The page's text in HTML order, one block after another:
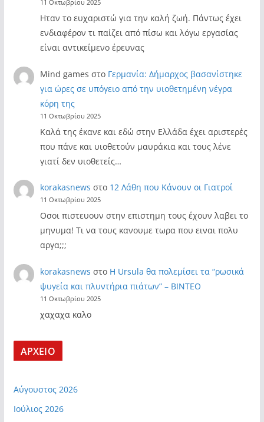
11 Οκτωβρίου 2025
Ηταν το ευχαριστώ για την καλή ζωή. Πάντως έχει
ενδιαφέρον τι παίζει από πίσω και λόγω εργασίας
είναι αντικείμενο έρευνας
Mind games στο Γερμανία: Δήμαρχος βασανίστηκε
για ώρες σε υπόγειο από την υιοθετημένη νέγρα
κόρη της
11 Οκτωβρίου 2025
Καλά της έκανε και εδώ στην Ελλάδα έχει αριστερές
που πάνε και υιοθετούν μαυράκια και τους λένε
γιατί δεν υιοθετείς…
korakasnews στο 12 Λάθη που Κάνουν οι Γιατροί
11 Οκτωβρίου 2025
Οσοι πιστευουν στην επιστημη τους έχουν λαβει το
μηνυμα! Τι να τους κανουμε τωρα που ειναι πολυ
αργα;;;
korakasnews στο Η Ursula θα πολεμίσει τα “ρωσικά
ψυγεία και πλυντήρια πιάτων” – ΒΙΝΤΕΟ
11 Οκτωβρίου 2025
χαχαχα καλο
ΑΡΧΕΙΟ
Αύγουστος 2026
Ιούλιος 2026